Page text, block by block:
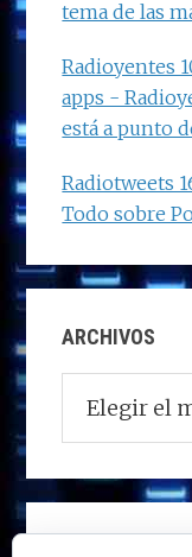
tema de las
Radioyentes
apps -
está a punto
Radiotweets
Todo sobre
ARCHIVOS